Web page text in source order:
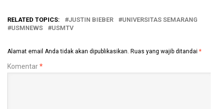
RELATED TOPICS: JUSTIN BIEBER
UNIVERSITAS SEMARANG
USMNEWS
USMTV
Alamat email Anda tidak akan dipublikasikan. Ruas yang wajib ditandai *
Komentar*